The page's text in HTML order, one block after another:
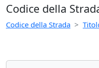
Codice della
Codice della Strada